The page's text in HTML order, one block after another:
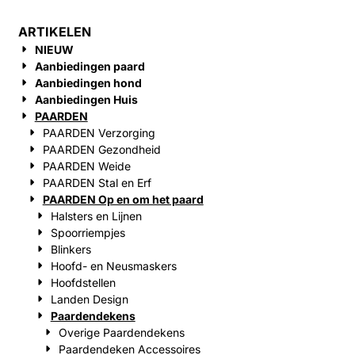
ARTIKELEN
NIEUW
Aanbiedingen paard
Aanbiedingen hond
Aanbiedingen Huis
PAARDEN
PAARDEN Verzorging
PAARDEN Gezondheid
PAARDEN Weide
PAARDEN Stal en Erf
PAARDEN Op en om het paard
Halsters en Lijnen
Spoorriempjes
Blinkers
Hoofd- en Neusmaskers
Hoofdstellen
Landen Design
Paardendekens
Overige Paardendekens
Paardendeken Accessoires